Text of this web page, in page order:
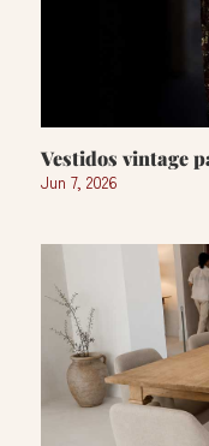
Vestidos vintage
Jun 7, 2026